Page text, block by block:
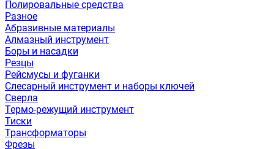
Полировальные средства
Разное
Абразивные материалы
Алмазный инструмент
Боры и насадки
Резцы
Рейсмусы и фуганки
Слесарный инструмент и наборы ключей
Сверла
Термо-режущий инструмент
Тиски
Трансформаторы
Фрезы